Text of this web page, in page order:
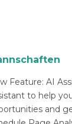
Feature: AI
to help
and